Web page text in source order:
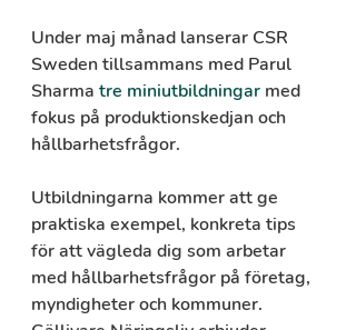
Under maj månad lanserar CSR
Sweden tillsammans med Parul
Sharma tre miniutbildningar med
fokus på produktionskedjan och
hållbarhetsfrågor.
Utbildningarna kommer att ge
praktiska exempel, konkreta tips
för att vägleda dig som arbetar
med hållbarhetsfrågor på företag,
myndigheter och kommuner.